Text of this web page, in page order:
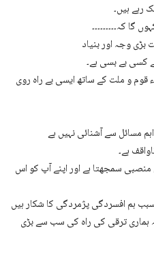
رہے ہیں۔
گا کہ۔۔۔۔۔۔۔۔۔
وجہ اور بنیاد
کسی بے بسی ہے۔
قوم و ملت کے ساتھ ایسی بے راہ روی
سے آشنائی نہیں ہے
ہے۔
سمجھتا ہے اور اپنے آپ کو اس
ہم افسردگی پژمردگی کا شکار ہیں
ہماری ترقی کی راہ کی سب سے بڑی